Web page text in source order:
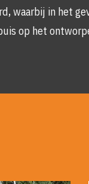
waarbij in het
op het